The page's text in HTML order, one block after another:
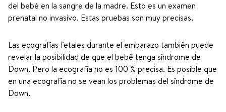
del bebé en la sangre de la madre. Esto es un examen
prenatal no invasivo. Estas pruebas son muy precisas.
Las ecografías fetales durante el embarazo también puede
revelar la posibilidad de que el bebé tenga síndrome de
Down. Pero la ecografía no es 100 % precisa. Es posible que
en una ecografía no se vean los problemas del síndrome de
Down.